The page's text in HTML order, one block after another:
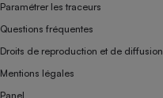
Paramétrer les traceurs
Questions fréquentes
Droits de reproduction et de diffusion
Mentions légales
Panel